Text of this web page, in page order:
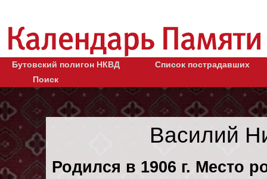
Бутовский полигон НКВД
Список пострадавших
Поиск
Василий
Родился в 1906 г. Место